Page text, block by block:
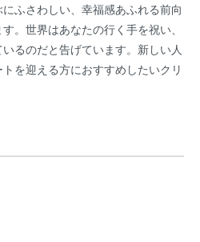
ふさわしい、幸福感あふれる前向
。世界はあなたの行く手を祝い、
るのだと告げています。新しい人
を迎える方におすすめしたいクリ